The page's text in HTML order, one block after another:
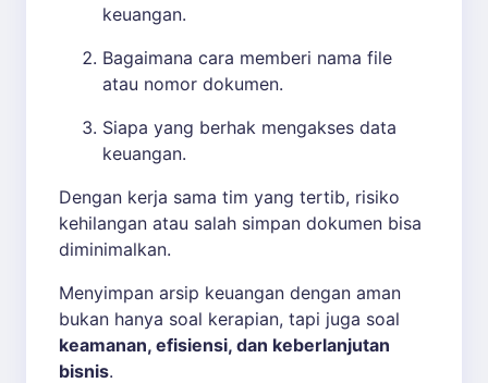
keuangan.
Bagaimana cara memberi nama file
atau nomor dokumen.
Siapa yang berhak mengakses data
keuangan.
Dengan kerja sama tim yang tertib, risiko
kehilangan atau salah simpan dokumen bisa
diminimalkan.
Menyimpan arsip keuangan dengan aman
bukan hanya soal kerapian, tapi juga soal
keamanan, efisiensi, dan keberlanjutan
bisnis.